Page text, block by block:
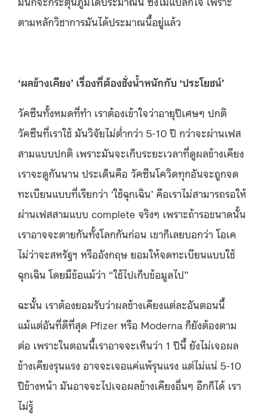
ตามหลักวิชาการมันได้ประมาณนี้อยู่แล้ว
‘ผลข้างเคียง’ เรื่องที่ต้องชั่งน้ำหนักกับ ‘ประโยชน์’
วัคซีนทั้งหมดที่ทำ เราต้องเข้าใจว่าอายุปีเศษๆ ปกติ
วัคซีนที่เราใช้ มันวิจัยไม่ต่ำกว่า 5-10 ปี กว่าจะผ่านเฟส
สามแบบปกติ เพราะมันจะเก็บระยะเวลาที่ดูผลข้างเคียง
เราจะดูกันนาน ประเด็นคือ วัคซีนโควิดทุกอันจะถูกจด
ทะเบียนแบบที่เรียกว่า ‘ใช้ฉุกเฉิน’ คือเราไม่สามารถรอให้
ผ่านเฟสสามแบบ complete จริงๆ เพราะถ้ารอขนาดนั้น
เราอาจจะตายกันทั้งโลกกันก่อน เขาก็เลยบอกว่า โอเค
ไม่ว่าจะสหรัฐฯ หรืออังกฤษ ยอมให้จดทะเบียนแบบใช้
ฉุกเฉิน โดยมีข้อแม้ว่า “ใช้ไปเก็บข้อมูลไป”
ฉะนั้น เราต้องยอมรับว่าผลช้างเคียงแต่ละอันตอนนี้
แม้แต่อันที่ดีที่สุด Pfizer หรือ Moderna ก็ยังต้องตาม
ต่อ เพราะในตอนนี้เราอาจจะเห็นว่า 1 ปีนี้ ยังไม่เจอผล
ข้างเคียงรุนแรง อาจจะเจอแค่แพ้รุนแรง แต่ไม่แน่ 5-10
ปีข้างหน้า มันอาจจะไปเจอผลข้างเคียงอื่นๆ อีกก็ได้ เรา
ไม่รู้